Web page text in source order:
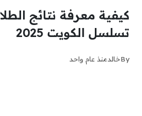
كيفية معرفة نتائج
تسلسل الكويت 2025
Byخالدمنذ عام واحد